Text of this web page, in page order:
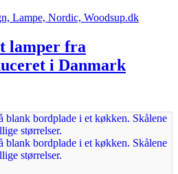
Lampe, Nordic, Woodsup.dk
lamper fra
i Danmark